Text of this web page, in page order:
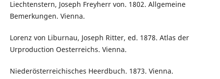
Liechtenstern, Joseph Freyherr von. 1802. Allgemeine
Bemerkungen. Vienna.
Lorenz von Liburnau, Joseph Ritter, ed. 1878. Atlas der
Urproduction Oesterreichs. Vienna.
Niederösterreichisches Heerdbuch. 1873. Vienna.